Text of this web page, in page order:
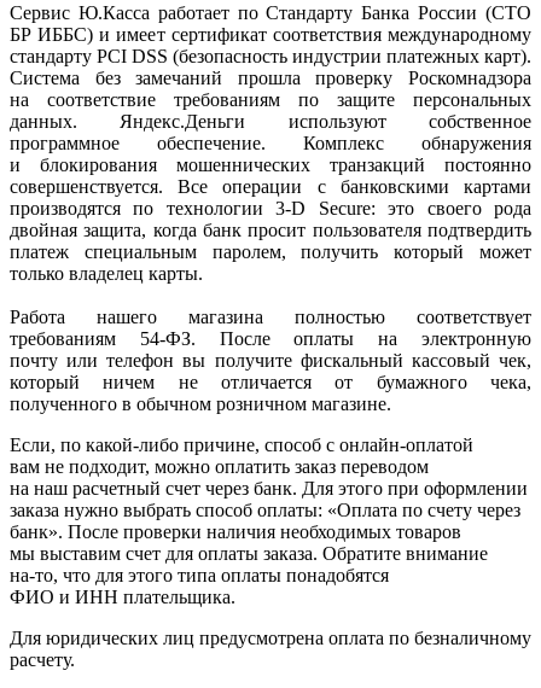
Сервис Ю.Касса работает по Стандарту Банка России (СТО
БР ИББС) и имеет сертификат соответствия международному
стандарту PCI DSS (безопасность индустрии платежных карт).
Система без замечаний прошла проверку Роскомнадзора
на соответствие требованиям по защите персональных
данных. Яндекс.Деньги используют собственное
программное обеспечение. Комплекс обнаружения
и блокирования мошеннических транзакций постоянно
совершенствуется. Все операции с банковскими картами
производятся по технологии 3-D Secure: это своего рода
двойная защита, когда банк просит пользователя подтвердить
платеж специальным паролем, получить который может
только владелец карты.
Работа нашего магазина полностью соответствует
требованиям 54-ФЗ. После оплаты на электронную
почту или телефон вы получите фискальный кассовый чек,
который ничем не отличается от бумажного чека,
полученного в обычном розничном магазине.
Если, по какой-либо причине, способ с онлайн-оплатой
вам не подходит, можно оплатить заказ переводом
на наш расчетный счет через банк. Для этого при оформлении
заказа нужно выбрать способ оплаты: «Оплата по счету через
банк». После проверки наличия необходимых товаров
мы выставим счет для оплаты заказа. Обратите внимание
на-то, что для этого типа оплаты понадобятся
ФИО и ИНН плательщика.
Для юридических лиц предусмотрена оплата по безналичному
расчету.